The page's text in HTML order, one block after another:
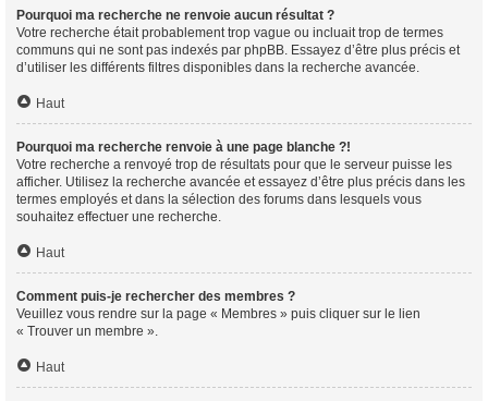
Pourquoi ma recherche ne renvoie aucun résultat ?
Votre recherche était probablement trop vague ou incluait trop de termes
communs qui ne sont pas indexés par phpBB. Essayez d’être plus précis et
d’utiliser les différents filtres disponibles dans la recherche avancée.
Haut
Pourquoi ma recherche renvoie à une page blanche ?!
Votre recherche a renvoyé trop de résultats pour que le serveur puisse les
afficher. Utilisez la recherche avancée et essayez d’être plus précis dans les
termes employés et dans la sélection des forums dans lesquels vous
souhaitez effectuer une recherche.
Haut
Comment puis-je rechercher des membres ?
Veuillez vous rendre sur la page « Membres » puis cliquer sur le lien
« Trouver un membre ».
Haut